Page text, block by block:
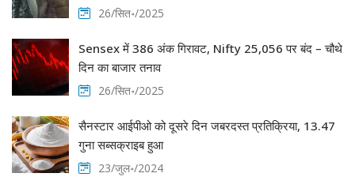
26/सित॰/2025
Sensex में 386 अंक गिरावट, Nifty 25,056 पर बंद – चौथे
दिन का बाजार तनाव
26/सित॰/2025
सैनस्टार आईपीओ को दूसरे दिन जबरदस्त प्रतिक्रिया, 13.47
गुना सब्सक्राइब हुआ
23/जुल॰/2024